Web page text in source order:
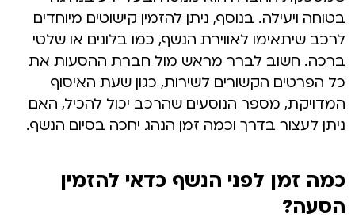
בטוחה ויעילה. בנוסף, ניתן להזמין קישוטים מיוחדים
לרכב שיתאימו לאווירת הנשף, כמו בלונים או שלטי
ברכה. חשוב לברר מראש מול חברת ההסעות את
כל הפרטים הקשורים לשירות, כגון שעת האיסוף
המדויקת, מספר הנוסעים שהרכב יכול להכיל, האם
ניתן לעצור בדרך וכמה זמן הנהג יחכה בסיום הנשף.
כמה זמן לפני הנשף כדאי להזמין
הסעה?